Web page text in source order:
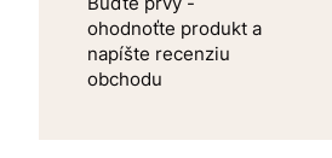
ohodnoťte produkt a
napíšte recenziu
obchodu